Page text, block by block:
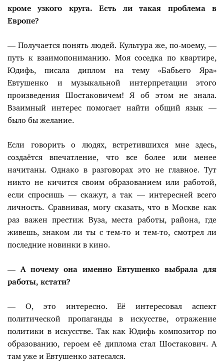
кроме узкого круга. Есть ли такая проблема в
Европе?
— Получается понять людей. Культура же, по-моему, —
путь к взаимопониманию. Моя соседка по квартире,
Юдифь, писала диплом на тему «Бабьего Яра»
Евтушенко и музыкальной интерпретации этого
произведения Шостаковичем! Я об этом не знала.
Взаимный интерес помогает найти общий язык —
было бы желание.
Если говорить о людях, встретившихся мне здесь,
создаётся впечатление, что все более или менее
начитаны. Однако в разговорах это не главное. Тут
никто не кичится своим образованием или работой,
если спросишь — скажут, а так — интересней всего
личность. Сравнивая, могу сказать, что в Москве как
раз важен престиж Вуза, места работы, района, где
живешь, знаком ли ты с тем-то и тем-то, смотрел ли
последние новинки в кино.
— А почему она именно Евтушенко выбрала для
работы, кстати?
— О, это интересно. Её интересовал аспект
политической пропаганды в искусстве, отражение
политики в искусстве. Так как Юдифь композитор по
образованию, героем её диплома стал Шостакович. А
там уже и Евтушенко затесался.